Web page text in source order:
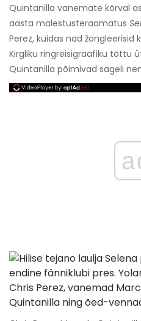
Quintanilla vanemate kõrval
aasta mälestusteraamatus
Perez, kuidas nad
Kirgliku ringreisigraafiku tõttu
Quintanilla põimivad sageli